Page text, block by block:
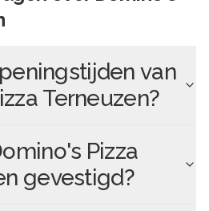
van
Terneuzen?
Pizza
gevestigd?